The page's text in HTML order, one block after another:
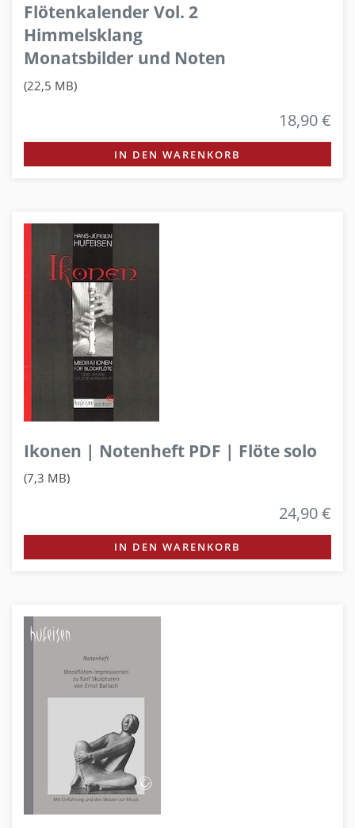
Flötenkalender Vol. 2
Himmelsklang
Monatsbilder und Noten
(22,5 MB)
18,90 €
IN DEN WARENKORB
Ikonen | Notenheft PDF | Flöte solo
(7,3 MB)
24,90 €
IN DEN WARENKORB